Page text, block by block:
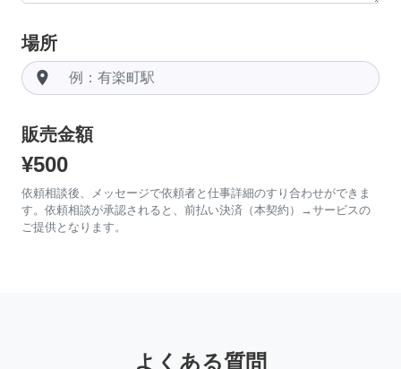
場所
room
販売金額
¥500
依頼相談後、メッセージで依頼者と仕事詳細のすり合わせができま
す。依頼相談が承認されると、前払い決済（本契約）→サービスの
ご提供となります。
よくある質問